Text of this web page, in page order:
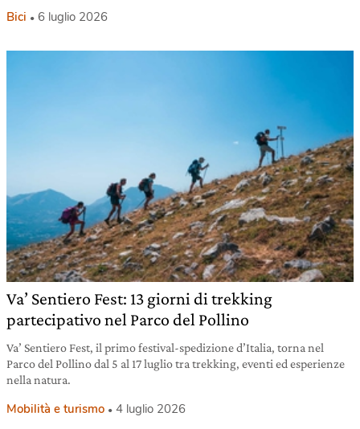
Bici 6 luglio 2026
Va’ Sentiero Fest: 13 giorni di trekking
partecipativo nel Parco del Pollino
Va’ Sentiero Fest, il primo festival-spedizione d’Italia, torna nel
Parco del Pollino dal 5 al 17 luglio tra trekking, eventi ed esperienze
nella natura.
Mobilità e turismo 4 luglio 2026